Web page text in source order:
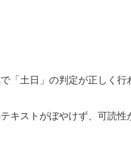
「土日」の判定が正しく行
キストがぼやけず、可読性